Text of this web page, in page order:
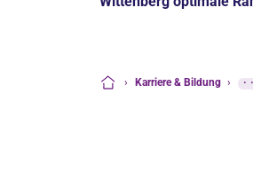
› Karriere & Bildung ›